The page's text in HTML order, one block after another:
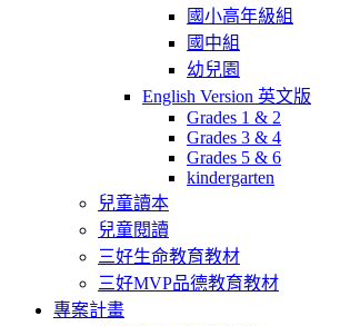
國小高年級組
國中組
幼兒園
English Version 英文版
Grades 1 & 2
Grades 3 & 4
Grades 5 & 6
kindergarten
兒童讀本
兒童閱讀
三好生命教育教材
三好MVP品德教育教材
專案計畫